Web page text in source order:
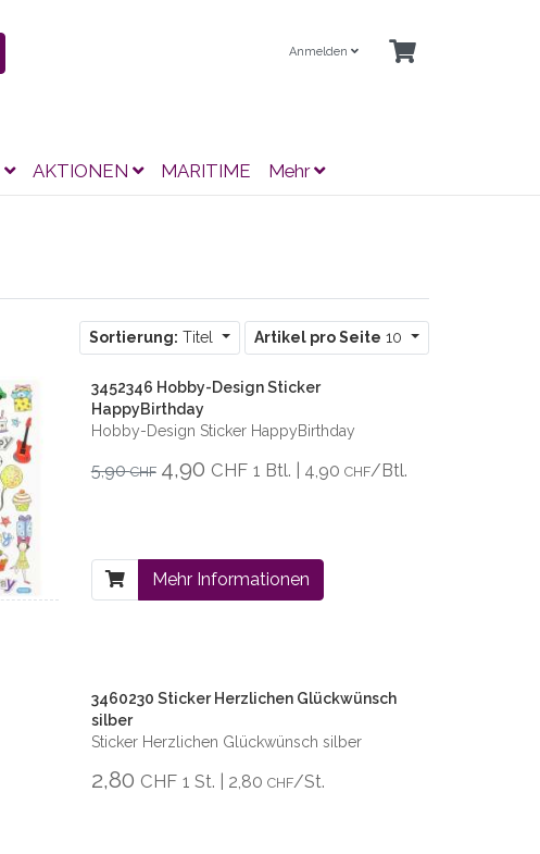
Anmelden
AKTIONEN MARITIME Mehr
Sortierung: Titel Artikel pro Seite 10
3452346 Hobby-Design Sticker
HappyBirthday
Hobby-Design Sticker HappyBirthday
5,90CHF 4,90 CHF 1 Btl. | 4,90 CHF/Btl.
Mehr Informationen
3460230 Sticker Herzlichen Glückwünsch
silber
Sticker Herzlichen Glückwünsch silber
2,80 CHF 1 St. | 2,80 CHF/St.